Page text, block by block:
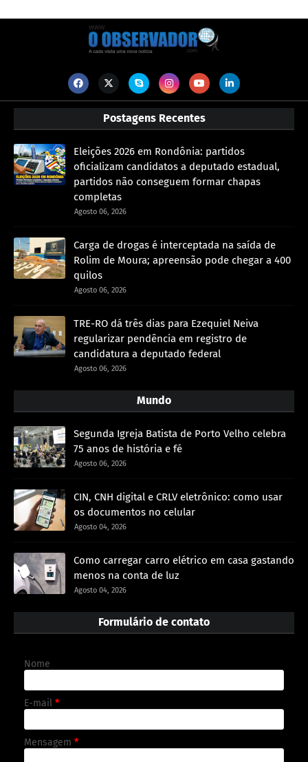
Postagens Recentes
Eleições 2026 em Rondônia: partidos
oficializam candidatos a deputado estadual,
partidos não conseguem formar chapas
completas
Agosto 06, 2026
Carga de drogas é interceptada na saída de
Rolim de Moura; apreensão pode chegar a 400
quilos
Agosto 06, 2026
TRE-RO dá três dias para Ezequiel Neiva
regularizar pendência em registro de
candidatura a deputado federal
Agosto 06, 2026
Mundo
Segunda Igreja Batista de Porto Velho celebra
75 anos de história e fé
Agosto 06, 2026
CIN, CNH digital e CRLV eletrônico: como usar
os documentos no celular
Agosto 04, 2026
Como carregar carro elétrico em casa gastando
menos na conta de luz
Agosto 04, 2026
Formulário de contato
Nome
E-mail *
Mensagem *